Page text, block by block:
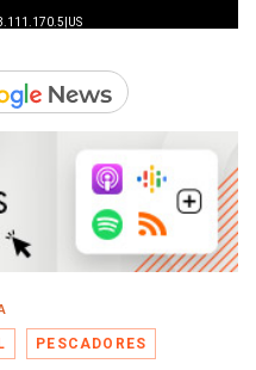
PESCADORES